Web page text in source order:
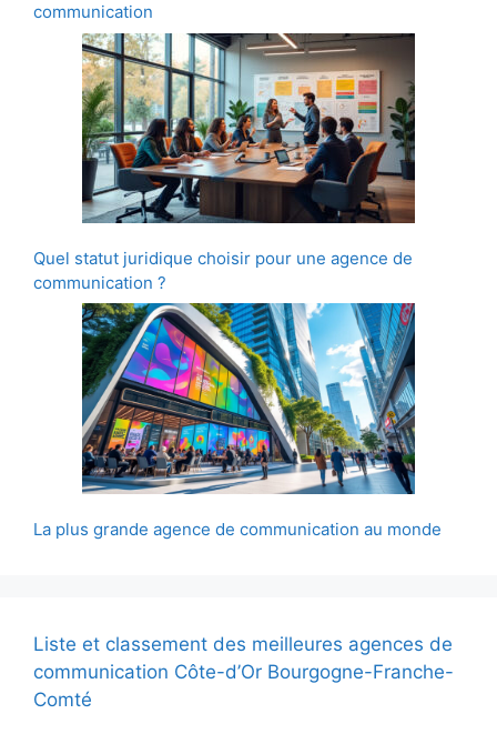
communication
Quel statut juridique choisir pour une agence de
communication ?
La plus grande agence de communication au monde
Liste et classement des meilleures agences de
communication Côte-d’Or Bourgogne-Franche-
Comté